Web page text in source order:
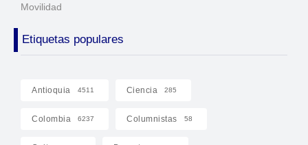
Movilidad
Etiquetas populares
Antioquia 4511 Ciencia 285
Colombia 6237 Columnistas 58